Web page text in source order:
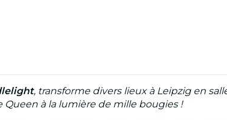
, transforme divers lieux à Leipzig en
à la lumière de mille bougies !